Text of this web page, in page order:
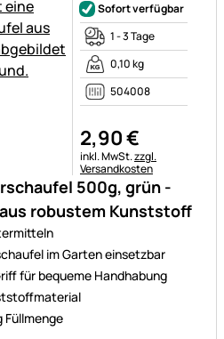
500g, grün -
robustem Kunststoff
im Garten einsetzbar
für bequeme Handhabung
Füllmenge
Sofort verfügbar
1 - 3 Tage
0,10 kg
504008
2,90€
Steuerhinweis:
inkl. MwSt.zzgl.
Versandkosten